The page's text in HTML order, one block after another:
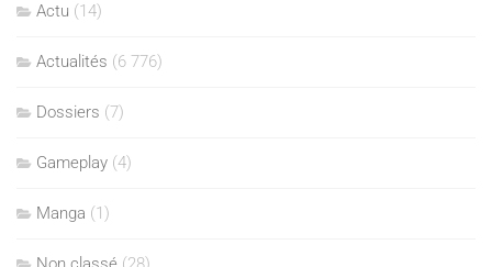
Actu (14)
Actualités (6 776)
Dossiers (7)
Gameplay (4)
Manga (1)